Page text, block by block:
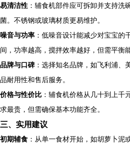
易清洁性 ：辅食机部件应可拆卸并支持洗
菌。不锈钢或玻璃材质更易维护。
噪音与功率 ：低噪音设计能减少对宝宝的
间，功率越高，搅拌效率越好，但需平衡能
品牌与口碑 ：选择知名品牌，如飞利浦、
品耐用性和售后服务。
价格与性价比 ：辅食机价格从几十到上千
求最贵，但需确保基本功能齐全。
三、实用建议
初期辅食 ：从单一食材开始，如胡萝卜